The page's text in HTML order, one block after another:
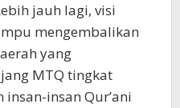
jauh lagi, visi
mengembalikan
yang
MTQ tingkat
insan Qur’ani